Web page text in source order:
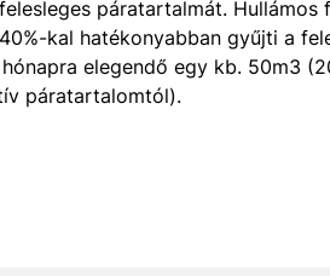
páratartalmát. Hullámos
kal hatékonyabban gyűjti a
elegendő egy kb. 50m3
páratartalomtól).